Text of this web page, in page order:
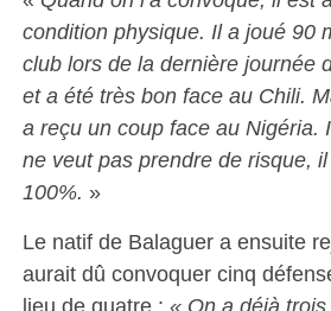
condition physique. Il a joué 90
club lors de la dernière journée
et a été très bon face au Chili.
a reçu un coup face au Nigéria.
ne veut pas prendre de risque, il
100%. »
Le natif de Balaguer a ensuite
aurait dû convoquer cinq
lieu de quatre : « On a déjà